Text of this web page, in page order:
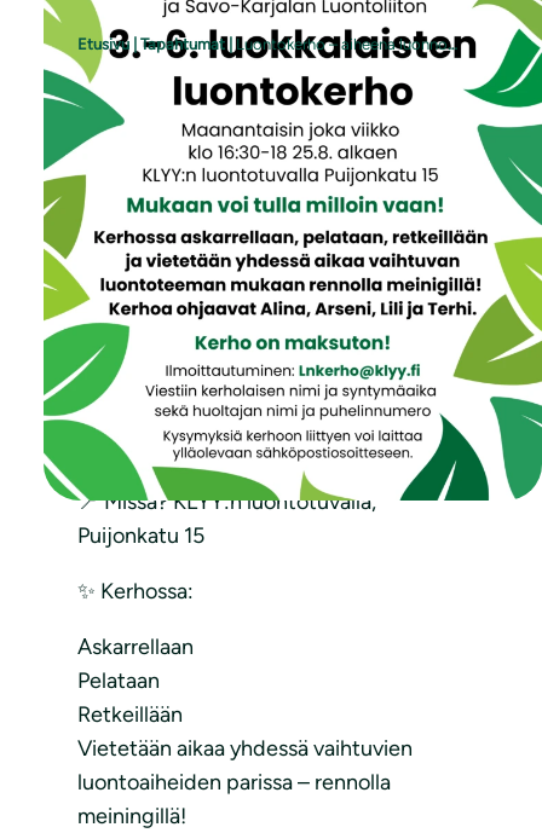
Etusivu Tapahtumat Luontokerho – aiheena luonnonsuojelu
🌿 Tule mukaan luontokerhoon! Tällä
kertaa aineena luonnonsuojelu🌿
Kuopion Luonnon Ystäväin Yhdistys ja
Savo-Karjalan Luontoliitto järjestävät
maksuttoman luontokerhon 3.–6.-
luokkalaisille!
🗓 Milloin?
Joka maanantai klo 16:30–18, alkaen
📍 Missä? KLYY:n luontotuvalla,
Puijonkatu 15
✨ Kerhossa:
Askarrellaan
Pelataan
Retkeillään
Vietetään aikaa yhdessä vaihtuvien
luontoaiheiden parissa – rennolla
meiningillä!